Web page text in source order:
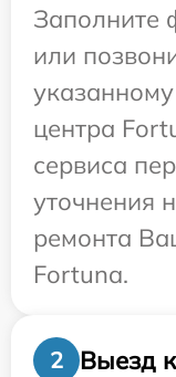
Заполните
или
центра
сервиса
уточнения
ремонта
Fortuna.
2
Выезд